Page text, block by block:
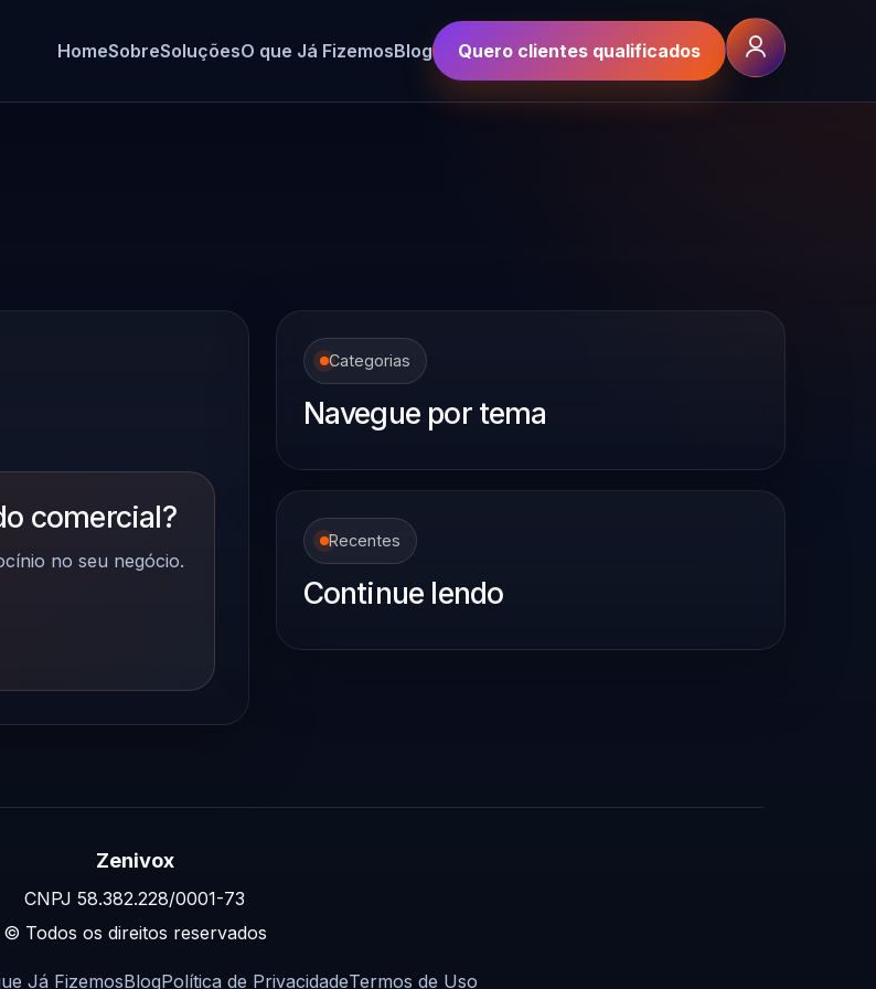
HomeSobreSoluçõesO que Já FizemosBlog Quero clientes qualificados
comercial?
no seu negócio.
Categorias
Navegue por tema
Recentes
Continue lendo
Zenivox
CNPJ 58.382.228/0001-73
© Todos os direitos reservados
Já FizemosBlogPolítica de PrivacidadeTermos de Uso